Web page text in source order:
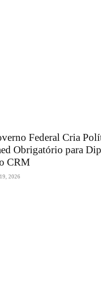
Federal Cria
Obrigatório para
CRM
2026